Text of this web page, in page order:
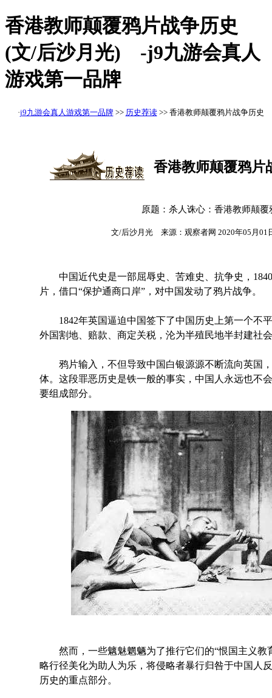
香港教师颠覆鸦片战争历史
(文/后沙月光) -j9九游会真人
游戏第一品牌
·j9九游会真人游戏第一品牌>> 历史荐读>> 香港教师颠覆鸦片战争历史
香港教师颠覆鸦片
原题：杀人诛心：香港教师颠
文/后沙月光 来源：观察者网 2020年05月
中国近代史是一部屈辱史、苦难史、抗争史，
片，借口“保护通商口岸”，对中国发动了鸦片战争。
1842年英国逼迫中国签下了中国历史上第一个不
外国割地、赔款、商定关税，沦为半殖民地半封建社
鸦片输入，不但导致中国白银源源不断流向英国，
体。这段罪恶历史是铁一般的事实，中国人永远也不
要组成部分。
然而，一些魑魅魍魉为了推行它们的“恨国主义教
略行径美化为助人为乐，将侵略者暴行归咎于中国
历史的重点部分。